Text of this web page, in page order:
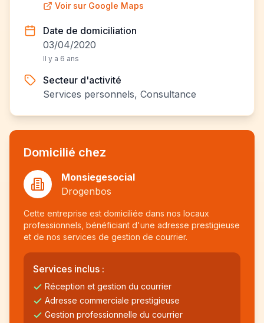
Voir sur Google Maps
Date de domiciliation
03/04/2020
Il y a 6 ans
Secteur d'activité
Services personnels, Consultance
Domicilié chez
Monsiegesocial
Drogenbos
Cette entreprise est domiciliée dans nos locaux
professionnels, bénéficiant d'une adresse prestigieuse
et de nos services de gestion de courrier.
Services inclus :
Réception et gestion du courrier
Adresse commerciale prestigieuse
Gestion professionnelle du courrier